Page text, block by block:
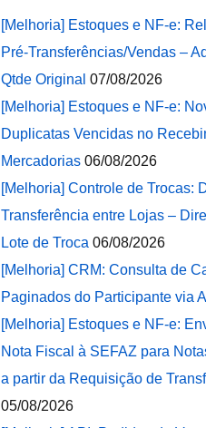
[Melhoria] Estoques e NF-e:
Pré-Transferências/Vendas –
Qtde Original 07/08/2026
[Melhoria] Estoques e NF-e:
Duplicatas Vencidas no
Mercadorias 06/08/2026
[Melhoria] Controle de Trocas:
Transferência entre Lojas –
Lote de Troca 06/08/2026
[Melhoria] CRM: Consulta de
Paginados do Participante via
[Melhoria] Estoques e NF-e:
Nota Fiscal à SEFAZ para
a partir da Requisição de
05/08/2026